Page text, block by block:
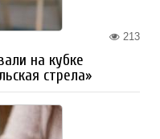
213
на кубке
стрела»